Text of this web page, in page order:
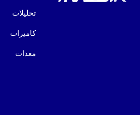
تحليلات
كاميرات
معدات